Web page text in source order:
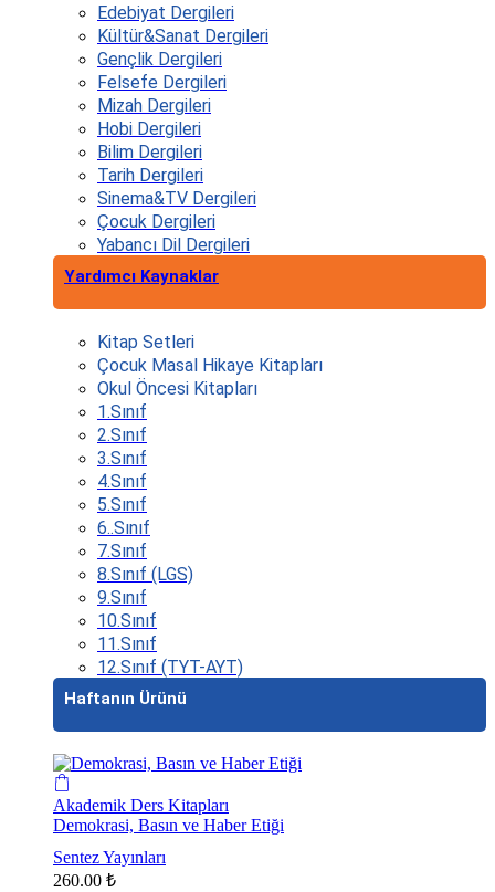
Edebiyat Dergileri
Kültür&Sanat Dergileri
Gençlik Dergileri
Felsefe Dergileri
Mizah Dergileri
Hobi Dergileri
Bilim Dergileri
Tarih Dergileri
Sinema&TV Dergileri
Çocuk Dergileri
Yabancı Dil Dergileri
Yardımcı Kaynaklar
Kitap Setleri
Çocuk Masal Hikaye Kitapları
Okul Öncesi Kitapları
1.Sınıf
2.Sınıf
3.Sınıf
4.Sınıf
5.Sınıf
6..Sınıf
7.Sınıf
8.Sınıf (LGS)
9.Sınıf
10.Sınıf
11.Sınıf
12.Sınıf (TYT-AYT)
Haftanın Ürünü
Akademik Ders Kitapları
Demokrasi, Basın ve Haber Etiği
Sentez Yayınları
260.00 ₺